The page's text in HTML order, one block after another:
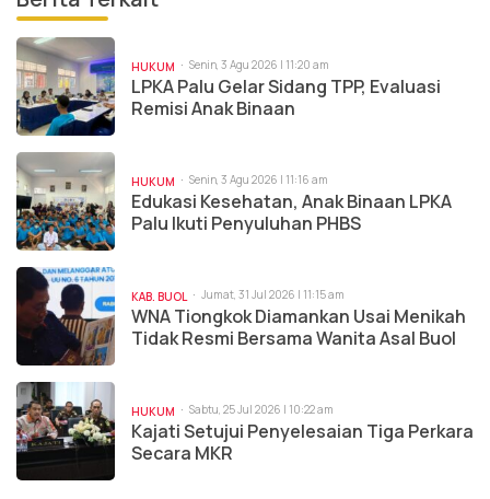
HUKUM Senin, 3 Agu 2026 | 11:20 am
LPKA Palu Gelar Sidang TPP, Evaluasi
Remisi Anak Binaan
HUKUM Senin, 3 Agu 2026 | 11:16 am
Edukasi Kesehatan, Anak Binaan LPKA
Palu Ikuti Penyuluhan PHBS
KAB. BUOL Jumat, 31 Jul 2026 | 11:15 am
WNA Tiongkok Diamankan Usai Menikah
Tidak Resmi Bersama Wanita Asal Buol
HUKUM Sabtu, 25 Jul 2026 | 10:22 am
Kajati Setujui Penyelesaian Tiga Perkara
Secara MKR